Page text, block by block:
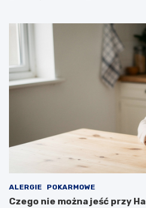
ALERGIE POKARMOWE
Czego nie można jeść przy